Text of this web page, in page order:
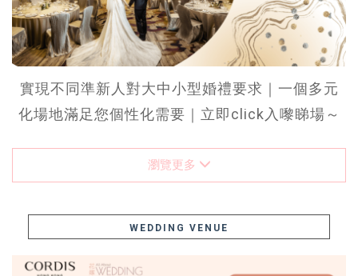
實現不同準新人對大中小型婚禮要求｜一個多元
化場地滿足您個性化需要｜立即click入嚟睇場～
瀏覽更多
WEDDING VENUE